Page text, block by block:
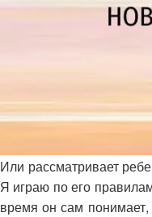
Или рассматривает
Я играю по его
время он сам